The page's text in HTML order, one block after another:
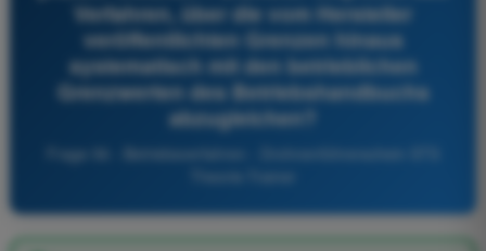
Verfahren, über die vom Hersteller
veröffentlichten Grenzen hinaus
systematisch mit den betrieblichen
Grenzwerten des Betriebshandbuchs
abzugleichen?
Frage 56 - Betriebsverfahren - Drohnenführerschein STS